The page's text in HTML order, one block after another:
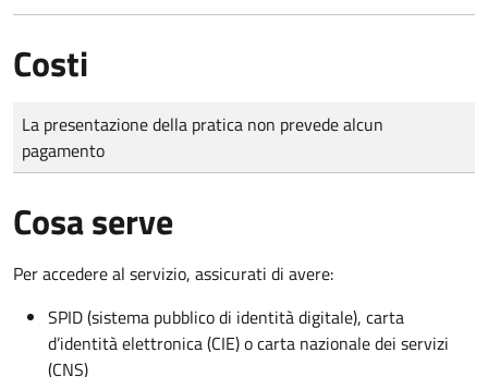
Costi
Tipo di pagamento
Importo
La presentazione della pratica non prevede alcun
pagamento
Cosa serve
Per accedere al servizio, assicurati di avere:
SPID (sistema pubblico di identità digitale), carta
d’identità elettronica (CIE) o carta nazionale dei servizi
(CNS)